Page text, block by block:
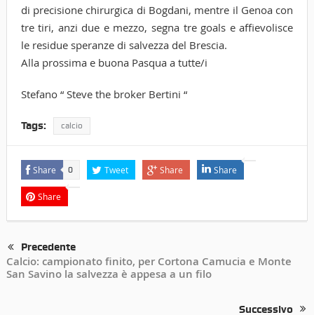
di precisione chirurgica di Bogdani, mentre il Genoa con
tre tiri, anzi due e mezzo, segna tre goals e affievolisce
le residue speranze di salvezza del Brescia.
Alla prossima e buona Pasqua a tutte/i
Stefano “ Steve the broker Bertini “
Tags: calcio
Share 0 Tweet Share Share
Share
Precedente
Calcio: campionato finito, per Cortona Camucia e Monte
San Savino la salvezza è appesa a un filo
Successivo